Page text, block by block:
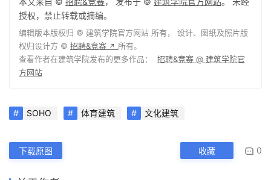
授权，禁止转载或摘编。
编辑版本版权归 © 建筑学院官方网站 所有， 设计、图纸及照片版
权归设计方 © 招聘&竞赛 ↗ 所有。
查看作者在建筑学院发布的更多作品： 招聘&竞赛 @ 建筑学院官
方网站
SOHO 体育建筑 文化建筑
下载原图 收藏 0